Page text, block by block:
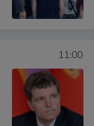
11:00